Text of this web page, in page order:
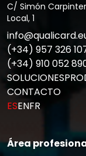
C/ Simón
Local, 1
(+34) 957 326
(+34) 910 052
SOLUCIONES
CONTACTO
ESENFR
Área